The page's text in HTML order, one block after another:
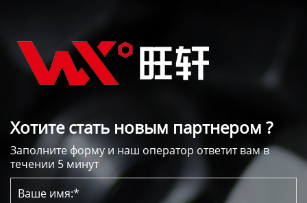
Хотите стать новым партнером ?
Заполните форму и наш оператор ответит вам в
течении 5 минут